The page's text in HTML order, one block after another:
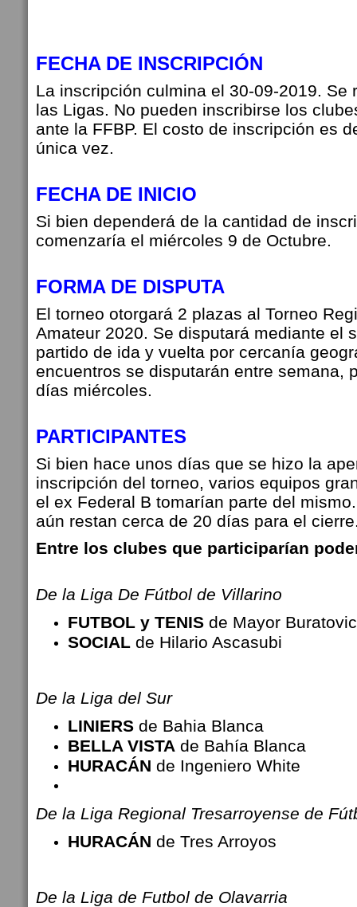
FECHA DE INSCRIPCIÓN
La inscripción culmina el 30-09-2019. Se
las Ligas. No pueden inscribirse los
ante la FFBP. El costo de inscripción es
única vez.
FECHA DE INICIO
Si bien dependerá de la cantidad de
comenzaría el miércoles 9 de Octubre.
FORMA DE DISPUTA
El torneo otorgará 2 plazas al Torneo
Amateur 2020. Se disputará mediante el
partido de ida y vuelta por cercanía
encuentros se disputarán entre semana,
días miércoles.
PARTICIPANTES
Si bien hace unos días que se hizo la
inscripción del torneo, varios equipos
el ex Federal B tomarían parte del
aún restan cerca de 20 días para el
Entre los clubes que participarían
De la Liga De Fútbol de Villarino
FUTBOL y TENIS de Mayor
SOCIAL de Hilario Ascasubi
De la Liga del Sur
LINIERS de Bahia Blanca
BELLA VISTA de Bahía Blanca
HURACÁN de Ingeniero White
De la Liga Regional Tresarroyense de
HURACÁN de Tres Arroyos
De la Liga de Futbol de Olavarria